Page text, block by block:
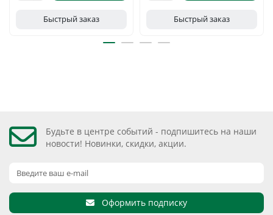
Быстрый заказ Быстрый заказ
Будьте в центре событий - подпишитесь на наши
новости! Новинки, скидки, акции.
Оформить подписку